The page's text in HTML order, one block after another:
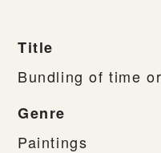
Title
Bundling of time
Genre
Paintings